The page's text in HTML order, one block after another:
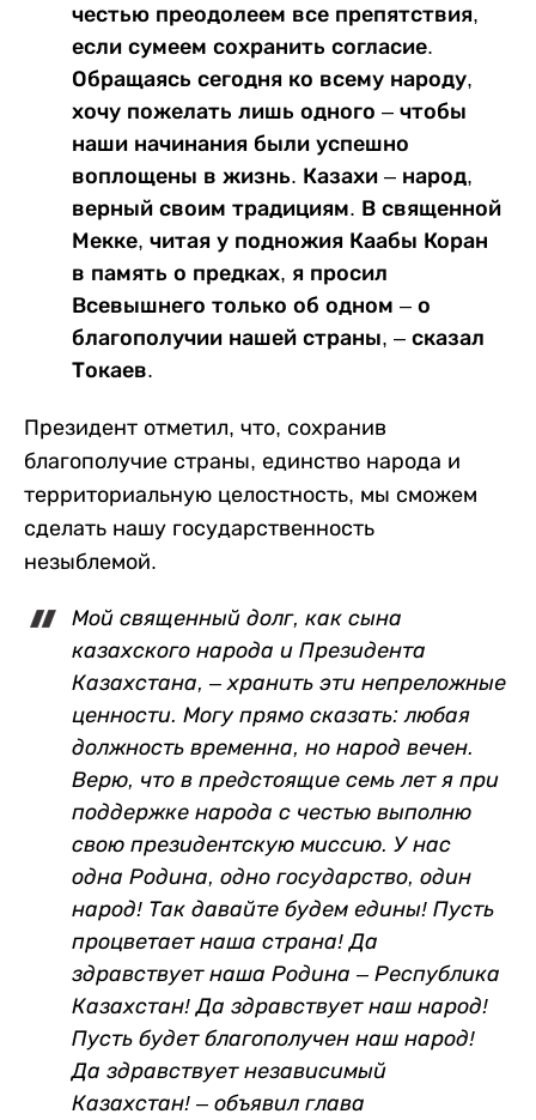
честью преодолеем все препятствия,
если сумеем сохранить согласие.
Обращаясь сегодня ко всему народу,
хочу пожелать лишь одного – чтобы
наши начинания были успешно
воплощены в жизнь. Казахи – народ,
верный своим традициям. В священной
Мекке, читая у подножия Каабы Коран
в память о предках, я просил
Всевышнего только об одном – о
благополучии нашей страны, – сказал
Токаев.
Президент отметил, что, сохранив
благополучие страны, единство народа и
территориальную целостность, мы сможем
сделать нашу государственность
незыблемой.
Мой священный долг, как сына
казахского народа и Президента
Казахстана, – хранить эти непреложные
ценности. Могу прямо сказать: любая
должность временна, но народ вечен.
Верю, что в предстоящие семь лет я при
поддержке народа с честью выполню
свою президентскую миссию. У нас
одна Родина, одно государство, один
народ! Так давайте будем едины! Пусть
процветает наша страна! Да
здравствует наша Родина – Республика
Казахстан! Да здравствует наш народ!
Пусть будет благополучен наш народ!
Да здравствует независимый
Казахстан! – объявил глава